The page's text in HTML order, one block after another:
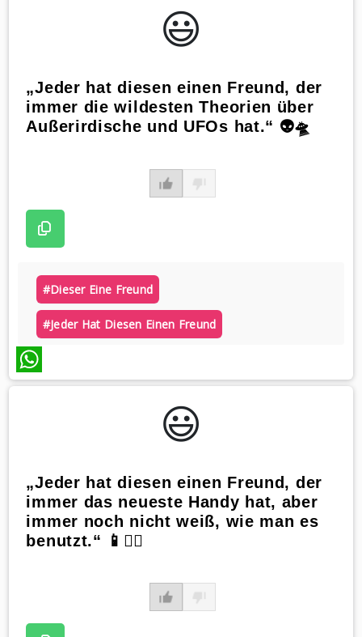
😃️
„Jeder hat diesen einen Freund, der
immer die wildesten Theorien über
Außerirdische und UFOs hat.“ 👽🛸
#dieser Eine Freund
#jeder Hat Diesen Einen Freund
WhatsApp
😃️
„Jeder hat diesen einen Freund, der
immer das neueste Handy hat, aber
immer noch nicht weiß, wie man es
benutzt.“ 📱🤷‍♂️